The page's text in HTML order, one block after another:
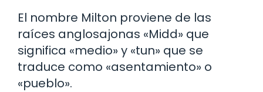
El nombre Milton proviene de las
raíces anglosajonas «Midd» que
significa «medio» y «tun» que se
traduce como «asentamiento» o
«pueblo».